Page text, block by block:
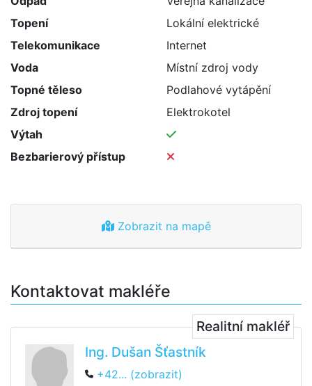
Topení
Lokální elektrické
Telekomunikace
Internet
Voda
Místní zdroj vody
Topné těleso
Podlahové vytápění
Zdroj topení
Elektrokotel
Výtah
Bezbarierový přístup
Zobrazit na mapě
Kontaktovat makléře
Realitní makléř
Ing. Dušan Šťastník
+42... (zobrazit)